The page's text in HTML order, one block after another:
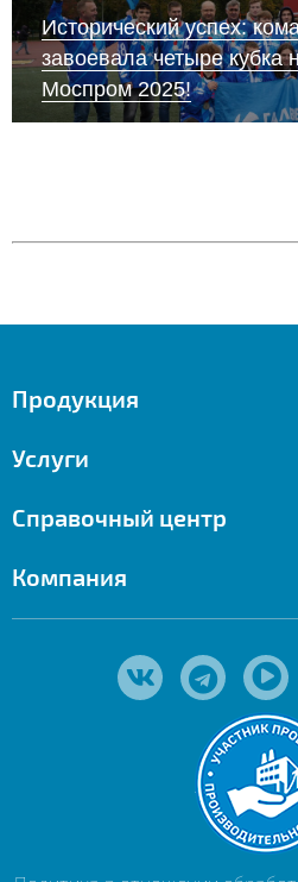
Исторический успех:
завоевала четыре кубка
Моспром 2025!
Продукция
Услуги
Справочный центр
Компания